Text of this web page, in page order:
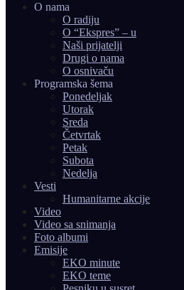
O nama
O radiju
O “Ekspres” – u
Naši prijatelji
Drugi o nama
O osnivaču
Programska šema
Ponedeljak
Utorak
Sreda
Četvrtak
Petak
Subota
Nedelja
Vesti
Humanitarne akcije
Video
Video sa snimanja
Foto albumi
Emisije
EKO minute
EKO teme